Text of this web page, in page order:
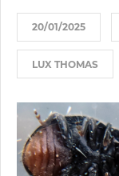
20/01/2025
LUX THOMAS